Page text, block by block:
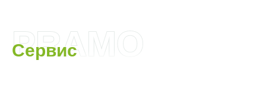
PRAMO
Сервис